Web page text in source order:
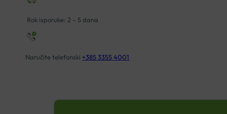
količina
Rok isporuke: 2 – 5 dana
Naručite telefonski +385 3355 4001